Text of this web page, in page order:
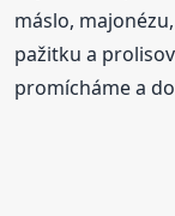
máslo,
pažitku a
promícháme a